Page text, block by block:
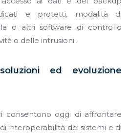
e protetti, modalità di
o altri software di controllo
o delle intrusioni.
ed evoluzione
consentono oggi di affrontare
interoperabilità dei sistemi e di